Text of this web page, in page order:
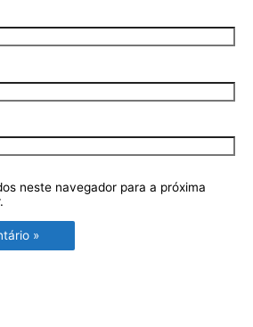
neste navegador para a próxima